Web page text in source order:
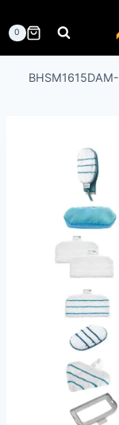
0
ممسحة بخار بلاك اند ديكر 17 في 1 BHSM1615DAM-